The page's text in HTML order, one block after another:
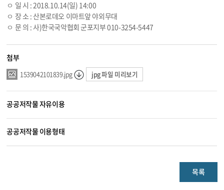
ㅇ 일 시 :2018.10.14(일) 14:00
ㅇ 장 소 : 산본로데오 이마트앞 야외무대
ㅇ 문 의 : 사)한국국악협회 군포지부 010-3254-5447
첨부
1539042101839.jpg jpg 파일 미리보기
공공저작물 자유이용
공공저작물 이용형태
목록